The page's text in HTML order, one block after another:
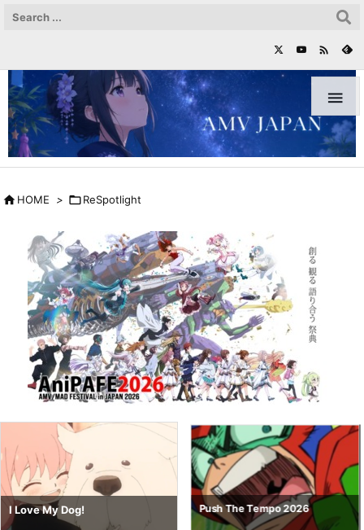


HOME > ReSpotlight
I Love My Dog! Push The Tempo 2026